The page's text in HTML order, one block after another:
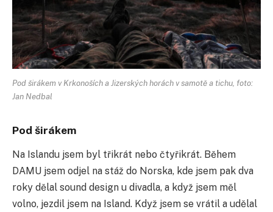
Pod širákem v Krkonoších a Jizerských horách v samotě a tichu, foto:
Jan Nedbal
Pod širákem
Na Islandu jsem byl třikrát nebo čtyřikrát. Během
DAMU jsem odjel na stáž do Norska, kde jsem pak dva
roky dělal sound design u divadla, a když jsem měl
volno, jezdil jsem na Island. Když jsem se vrátil a udělal